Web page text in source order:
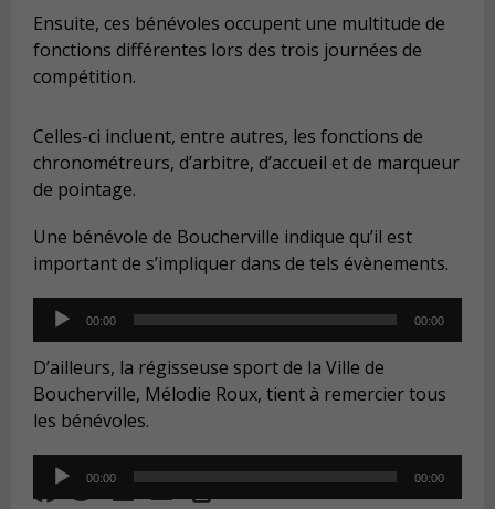
Ensuite, ces bénévoles occupent une multitude de
fonctions différentes lors des trois journées de
compétition.
Celles-ci incluent, entre autres, les fonctions de
chronométreurs, d’arbitre, d’accueil et de marqueur
de pointage.
Une bénévole de Boucherville indique qu’il est
important de s’impliquer dans de tels évènements.
Audio
Player
00:00 00:00
D’ailleurs, la régisseuse sport de la Ville de
Boucherville, Mélodie Roux, tient à remercier tous
les bénévoles.
Audio
Player
00:00 00:00